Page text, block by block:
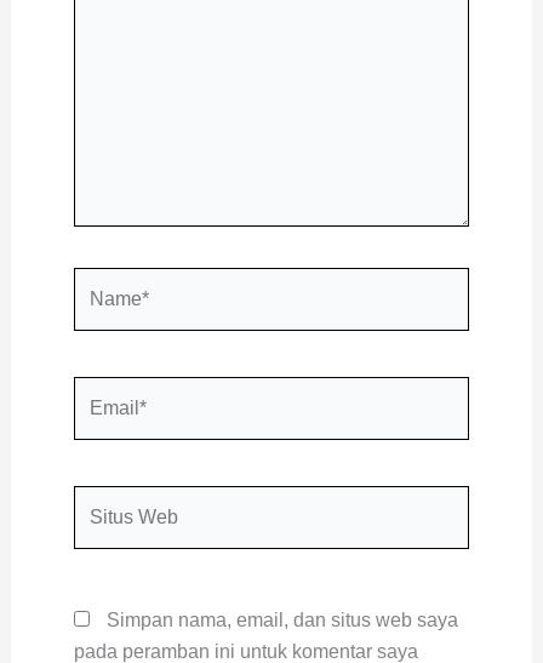
Simpan nama, email, dan situs web saya
pada peramban ini untuk komentar saya